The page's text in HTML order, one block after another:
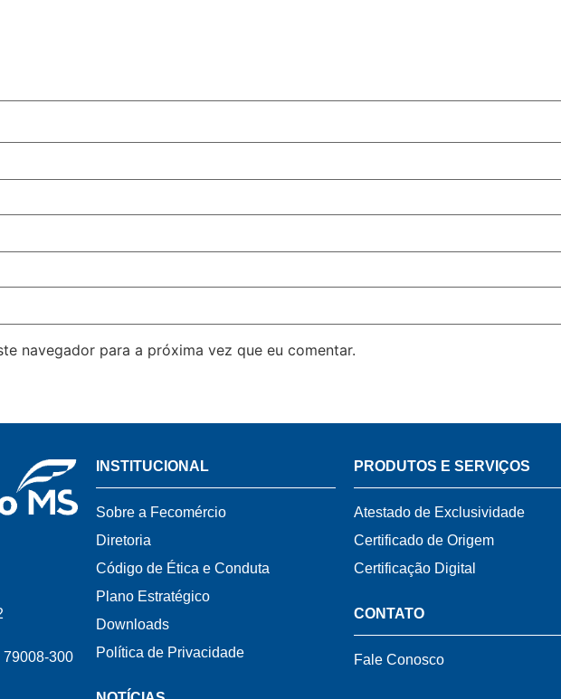
navegador para a próxima vez que eu comentar.
79008-300
INSTITUCIONAL
Sobre a Fecomércio
Diretoria
Código de Ética e Conduta
Plano Estratégico
Downloads
Política de Privacidade
PRODUTOS E SERVIÇOS
Atestado de Exclusividade
Certificado de Origem
Certificação Digital
CONTATO
Fale Conosco